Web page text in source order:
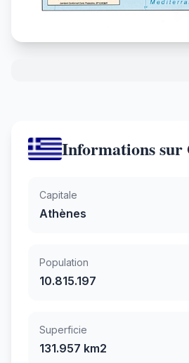
Informations sur
Capitale
Athènes
Population
10.815.197
Superficie
131.957 km2